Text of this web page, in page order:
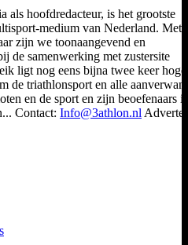
als hoofdredacteur, is het grootste
medium van Nederland. Met
zijn we toonaangevend en
de samenwerking met zustersite
ligt nog eens bijna twee keer
de triathlonsport en alle
en de sport en zijn beoefenaars
Contact: Info@3athlon.nl